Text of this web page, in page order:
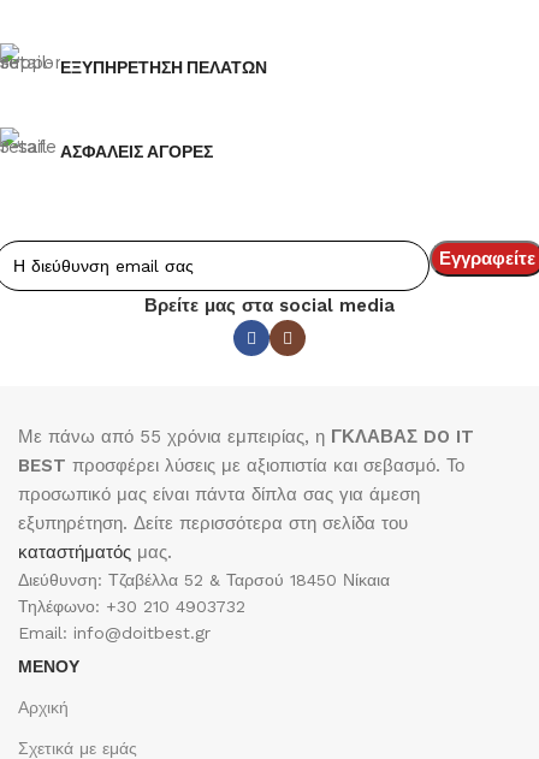
ΕΞΥΠΗΡΕΤΗΣΗ ΠΕΛΑΤΩΝ
ΑΣΦΑΛΕΙΣ ΑΓΟΡΕΣ
Βρείτε μας στα social media
Με πάνω από 55 χρόνια εμπειρίας, η ΓΚΛΑΒΑΣ DO IT
BEST προσφέρει λύσεις με αξιοπιστία και σεβασμό. Το
προσωπικό μας είναι πάντα δίπλα σας για άμεση
εξυπηρέτηση. Δείτε περισσότερα στη σελίδα του
καταστήματός μας.
Διεύθυνση: Τζαβέλλα 52 & Ταρσού 18450 Νίκαια
Τηλέφωνο: +30 210 4903732
Email: info@doitbest.gr
ΜΕΝΟΥ
Αρχική
Σχετικά με εμάς